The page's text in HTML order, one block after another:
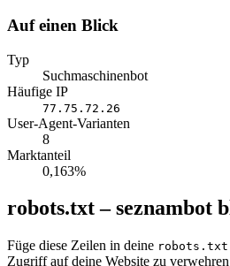
Auf einen Blick
Typ
Suchmaschinenbot
Häufige IP
77.75.72.26
User-Agent-Varianten
8
Marktanteil
0,163%
robots.txt – seznambot
Füge diese Zeilen in deine robots.txt
Zugriff auf deine Website zu